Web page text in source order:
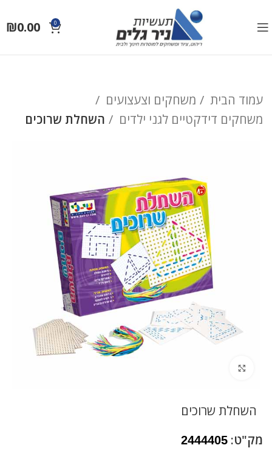
0
₪0.00
עמוד הבית
משחקים וצעצועים
משחקים דידקטיים לגני ילדים
השחלת שרוכים
השחלת שרוכים
מק"ט: 2444405